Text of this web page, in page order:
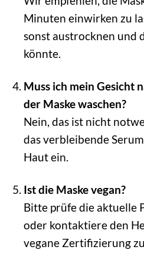
Minuten einwirken zu
sonst austrocknen und
könnte.
Muss ich mein Gesicht
der Maske waschen?
Nein, das ist nicht
das verbleibende
Haut ein.
Ist die Maske vegan?
Bitte prüfe die aktuelle
oder kontaktiere den
vegane Zertifizierung